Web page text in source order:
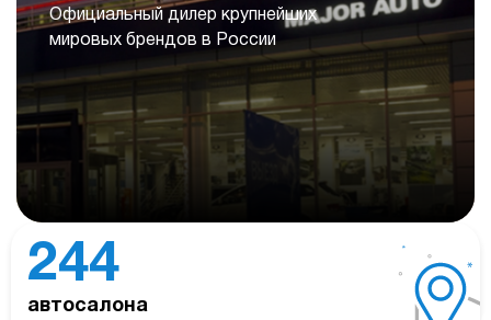
Официальный дилер крупнейших
мировых брендов в России
244
автосалона